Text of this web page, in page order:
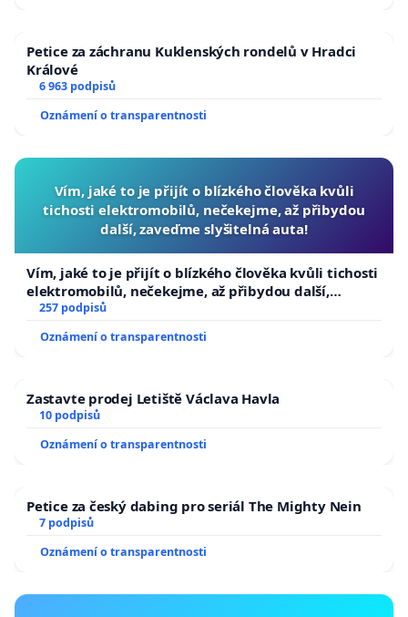
Petice za záchranu Kuklenských rondelů v Hradci
Králové
6 963 podpisů
Oznámení o transparentnosti
Vím, jaké to je přijít o blízkého člověka kvůli
tichosti elektromobilů, nečekejme, až přibydou
další, zaveďme slyšitelná auta!
Vím, jaké to je přijít o blízkého člověka kvůli tichosti
elektromobilů, nečekejme, až přibydou další,
zaveďme slyšitelná auta!
257 podpisů
Oznámení o transparentnosti
Zastavte prodej Letiště Václava Havla
10 podpisů
Oznámení o transparentnosti
Petice za český dabing pro seriál The Mighty Nein
7 podpisů
Oznámení o transparentnosti